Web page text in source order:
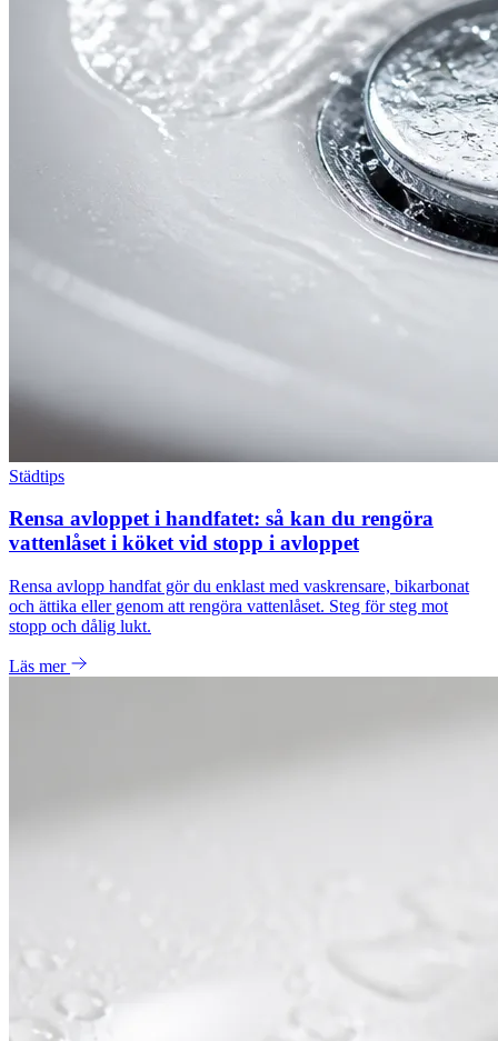
Städtips
Rensa avloppet i handfatet: så kan du rengöra
vattenlåset i köket vid stopp i avloppet
Rensa avlopp handfat gör du enklast med vaskrensare, bikarbonat
och ättika eller genom att rengöra vattenlåset. Steg för steg mot
stopp och dålig lukt.
Läs mer